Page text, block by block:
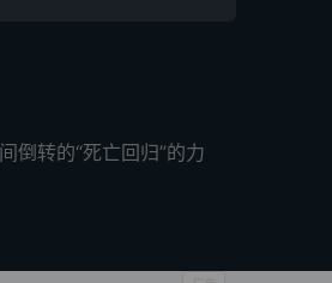
转的“死亡回归”的力